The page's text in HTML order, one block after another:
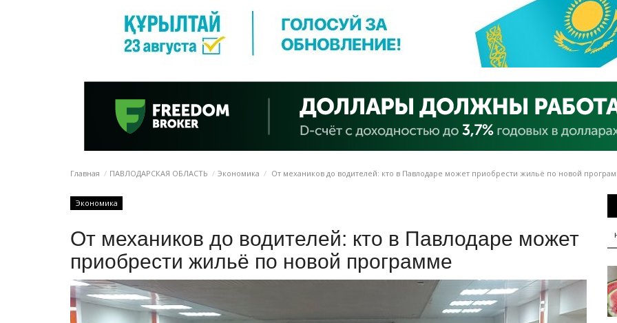
Главная ПАВЛОДАРСКАЯ ОБЛАСТЬ Экономика От механиков до водителей: кто в Павлодаре может приобрести жильё по новой
Экономика
От механиков до водителей: кто в Павлодаре может
приобрести жильё по новой программе